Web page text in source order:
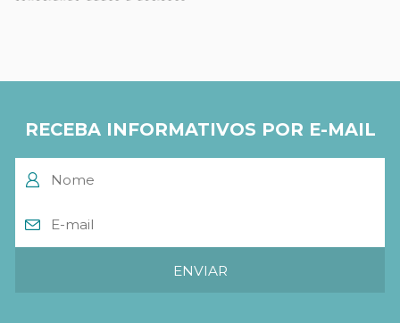
RECEBA INFORMATIVOS POR E-MAIL